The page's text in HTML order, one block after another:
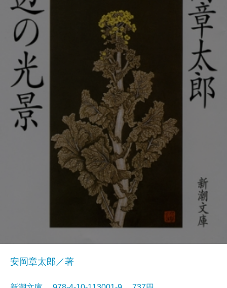
安岡章太郎／著